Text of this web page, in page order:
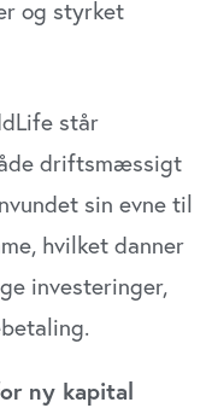
partnere inden for
og
dem, eller som
fortsætter med at
og styrket
står
driftsmæssigt
sin evne til
hvilket danner
investeringer,
ny kapital